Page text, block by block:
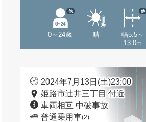
0～24歳
他
晴
幅5.5～
13.0m
他
2024年7月13日(土)23:00
姫路市辻井三丁目 付近
車両相互 中破事故
普通乗用車(2)